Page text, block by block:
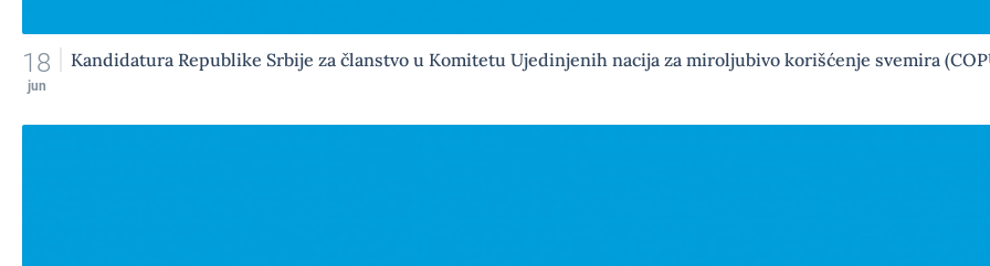
18
jun
Kandidatura Republike Srbije za članstvo u Komitetu Ujedinjenih nacija za miroljubivo korišćenje svemira